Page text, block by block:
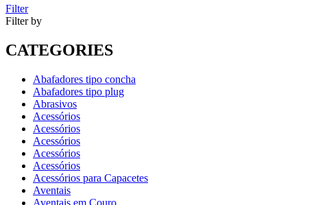
Filter
Filter by
CATEGORIES
Abafadores tipo concha
Abafadores tipo plug
Abrasivos
Acessórios
Acessórios
Acessórios
Acessórios
Acessórios
Acessórios para Capacetes
Aventais
Aventais em Couro